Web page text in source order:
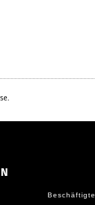
Beschäftigte